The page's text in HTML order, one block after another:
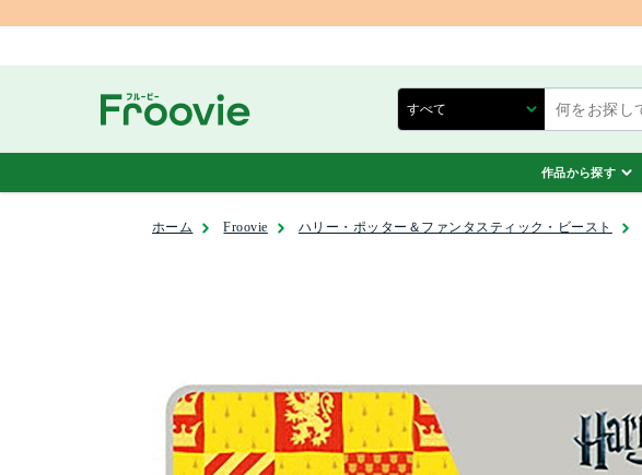
作品から探す
ホーム Froovie ハリー・ポッター＆ファンタスティック・ビースト